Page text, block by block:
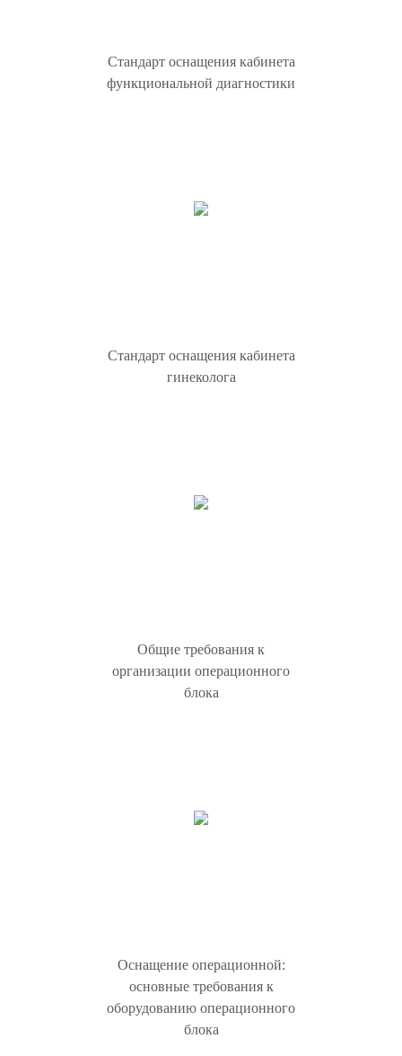
Стандарт оснащения кабинета
функциональной диагностики
Стандарт оснащения кабинета
гинеколога
Общие требования к
организации операционного
блока
Оснащение операционной:
основные требования к
оборудованию операционного
блока